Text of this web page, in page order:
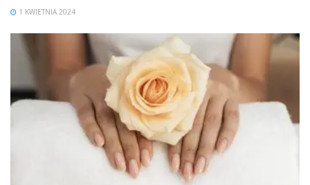
1 KWIETNIA 2024